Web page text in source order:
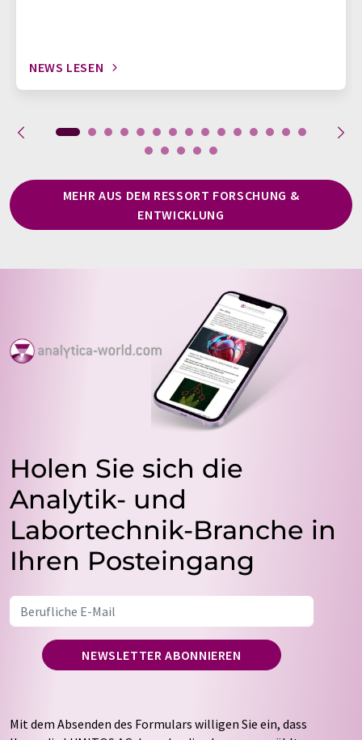
NEWS LESEN
MEHR AUS DEM RESSORT FORSCHUNG &
ENTWICKLUNG
Holen Sie sich die
Analytik- und
Labortechnik-Branche in
Ihren Posteingang
NEWSLETTER ABONNIEREN
Mit dem Absenden des Formulars willigen Sie ein, dass